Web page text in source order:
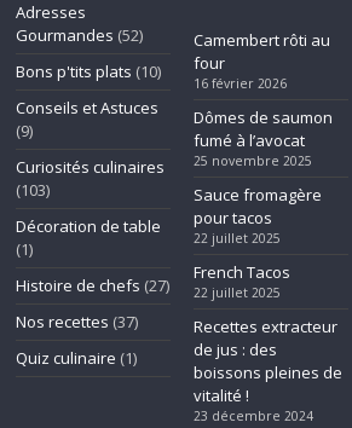
Adresses
Gourmandes (52)
Bons p'tits plats (10)
Conseils et Astuces
(9)
Curiosités culinaires
(103)
Décoration de table
(1)
Histoire de chefs (27)
Nos recettes (37)
Quiz culinaire (1)
Camembert rôti au
four
16 février 2026
Dômes de saumon
fumé à l’avocat
25 novembre 2025
Sauce fromagère
pour tacos
22 juillet 2025
French Tacos
22 juillet 2025
Recettes extracteur
de jus : des
boissons pleines de
vitalité !
23 décembre 2024